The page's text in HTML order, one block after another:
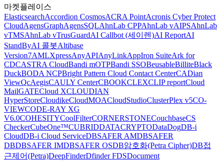
마켓플레이스
ElasticsearchAccordion CosmosACRA PointAcronis Cyber Protect
CloudAgensGraphAgensSQLAhnLab CPPAhnLab vAIPSAhnLab
vTMSAhnLab vTrusGuardAI Callbot (세이렌)AI ReportAI
StandByAI 콜봇Altibase
Version7AMLXpressAnyAPIAnyLinkAppIron SuiteArk for
CDCASTRA CloudBandi mOTPBandi SSOBeusableBilliteBlack
DuckBODA NCPBright Pattern Cloud Contact CenterCADian
ViewQcAegisCAULY CenterCBOOKCLEXCLIP reportCloud
MailGATECloud XCLOUDIAN
HyperStoreCloudikeCloudMOACloudStudioClusterPlex v5CO-
VIEWCODE-RAY XG
V6.0COHESITYCoolFilterCORNERSTONECouchbaseCS
CheckerCubeOne™CUBRIDDATACRYPTODataDogDB-i
CloudDB-i Cloud ServiceDBSAFER AMDBSAFER
DBDBSAFER IMDBSAFER OSDB암호화(Petra Cipher)DB접
근제어(Petra)DeepFinderDfinder FDSDocument